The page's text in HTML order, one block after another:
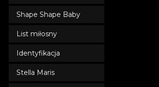
Shape Shape Baby
List miłosny
Identyfikacja
Stella Maris